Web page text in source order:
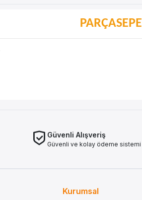
Güvenli Alışveriş
Güvenli ve kolay ödeme sistemi
Kurumsal